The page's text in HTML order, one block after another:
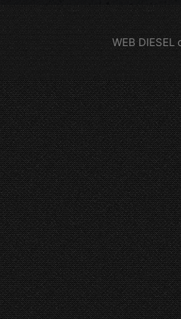
WEB